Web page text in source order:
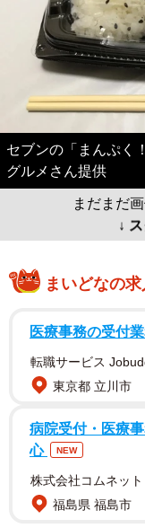
セブンの「まんぷく
グルメさん提供
まだまだ
↓
まいどなの
医療事務の受付
転職サービス
東京都 立川市
病院受付・医療
心
NEW
株式会社コムネット
福島県 福島市